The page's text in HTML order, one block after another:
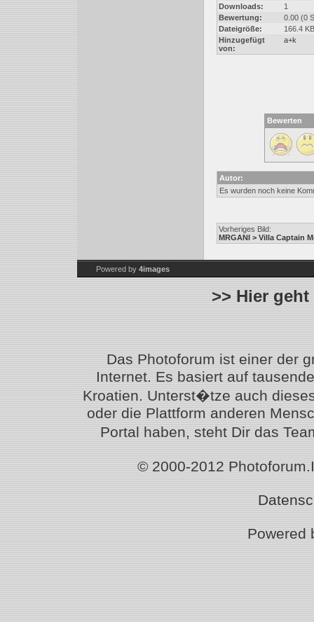
Downloads:
1
Bewertung:
0.00 (0
Dateigröße:
166.4 KB
Hinzugefügt
von:
a+k
Bewerten
Autor:
Es wurden noch keine
Vorheriges Bild:
MRGANI > Villa Captain
Powered by 4images
>> Hier
Das Photoforum ist einer der
Internet. Es basiert auf
Kroatien. Unterst�tze auch
oder die Plattform anderen
Portal haben, steht Dir das
© 2000-2012
Powered